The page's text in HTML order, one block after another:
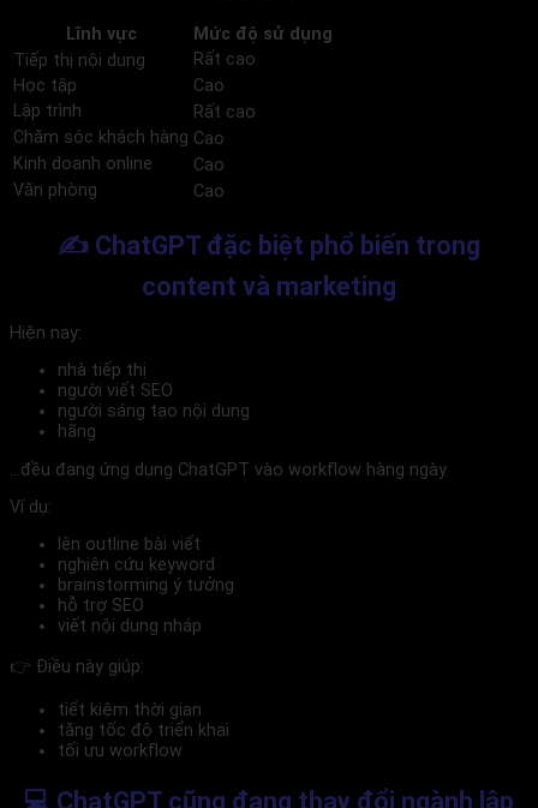
Lĩnh vực
Mức độ sử dụng
Tiếp thị nội dung
Rất cao
Học tập
Cao
Lập trình
Rất cao
Chăm sóc khách hàng Cao
Kinh doanh online
Cao
Văn phòng
Cao
✍️ ChatGPT đặc biệt phổ biến trong
content và marketing
Hiện nay:
nhà tiếp thị
người viết SEO
người sáng tạo nội dung
hãng
…đều đang ứng dụng ChatGPT vào workflow hàng ngày.
Ví dụ:
lên outline bài viết
nghiên cứu keyword
brainstorming ý tưởng
hỗ trợ SEO
viết nội dung nháp
👉 Điều này giúp:
tiết kiệm thời gian
tăng tốc độ triển khai
tối ưu workflow
💻 ChatGPT cũng đang thay đổi ngành lập